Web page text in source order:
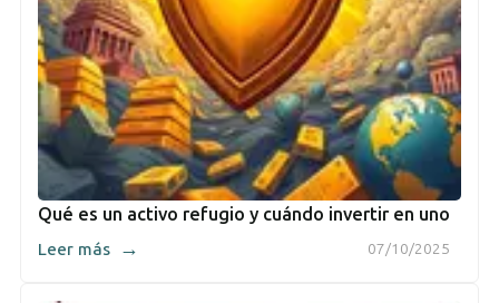
Qué es un activo refugio y cuándo invertir en uno
07/10/2025
Leer más →